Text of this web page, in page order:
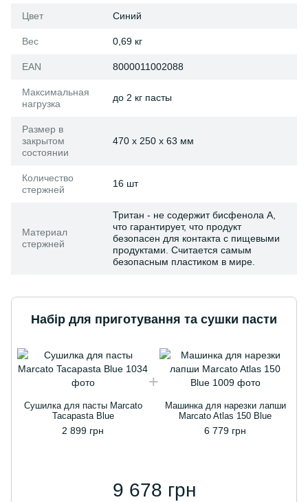
Цвет Синий
Вес 0,69 кг
EAN 8000011002088
Максимальная
нагрузка
до 2 кг пасты
Размер в
закрытом
состоянии
470 x 250 x 63 мм
Количество
стержней
16 шт
Материал
стержней
Тритан - не содержит бисфенола А,
что гарантирует, что продукт
безопасен для контакта с пищевыми
продуктами. Считается самым
безопасным пластиком в мире.
Набір для приготування та сушки пасти
Сушилка для пасты Marcato
Tacapasta Blue
2 899 грн
Машинка для нарезки лапши
Marcato Atlas 150 Blue
6 779 грн
9 678 грн